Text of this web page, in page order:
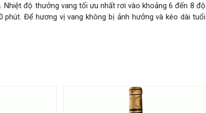
độ thưởng vang tối ưu nhất rơi vào khoảng 6 đến 8 độ
Để hương vị vang không bị ảnh hưởng và kéo dài tuổi